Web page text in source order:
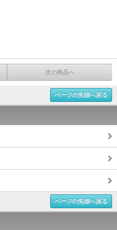
次の商品へ
ページの先頭へ戻る
ページの先頭へ戻る